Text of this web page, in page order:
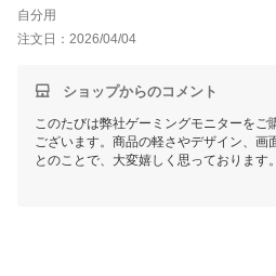
自分用
注文日：2026/04/04
ショップからのコメント
このたびは弊社ゲーミングモニターをご
ございます。商品の軽さやデザイン、画
とのことで、大変嬉しく思っております
努めてまいりますので、何かお気付き